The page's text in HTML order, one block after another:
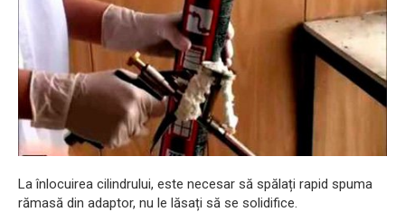
La înlocuirea cilindrului, este necesar să spălați rapid spuma
rămasă din adaptor, nu le lăsați să se solidifice.